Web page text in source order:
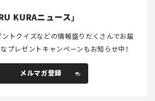
KURAニュース」
トクイズなどの情報盛りだくさんでお届
プレゼントキャンペーンもお知らせ中！
メルマガ登録